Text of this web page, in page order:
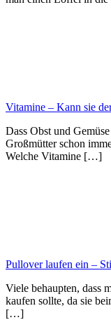
Vitamine – Kann sie
Dass Obst und
Großmütter schon
Welche Vitamine […]
Pullover laufen ein –
Viele behaupten, dass
kaufen sollte, da sie
[…]